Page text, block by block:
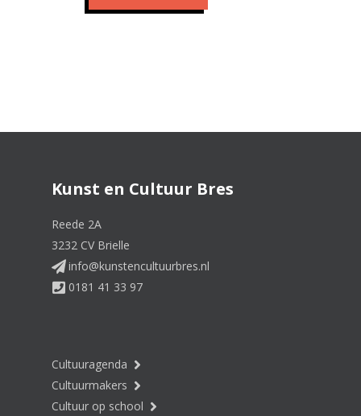
Kunst en Cultuur Bres
Reede 2A
3232 CV Brielle
info@kunstencultuurbres.nl
0181 41 33 97
Cultuuragenda
Cultuurmakers
Cultuur op school